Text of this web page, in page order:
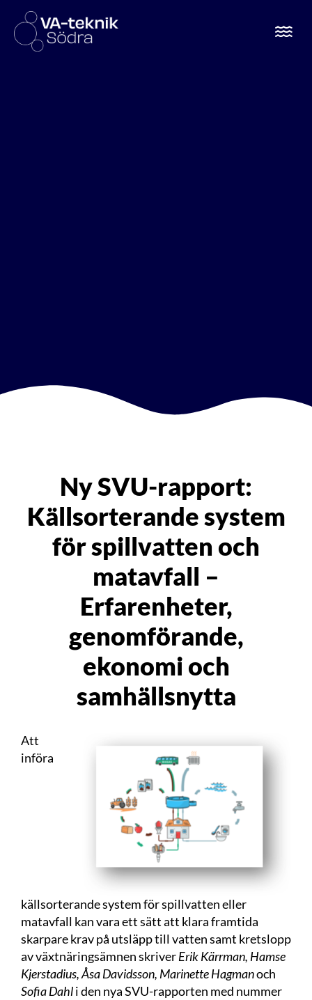
Ny SVU-rapport:
Källsorterande system
för spillvatten och
matavfall –
Erfarenheter,
genomförande,
ekonomi och
samhällsnytta
Att
införa
källsorterande system för spillvatten eller
matavfall kan vara ett sätt att klara framtida
skarpare krav på utsläpp till vatten samt kretslopp
av växtnäringsämnen skriverErik Kärrman, Hamse
Kjerstadius, Åsa Davidsson, Marinette Hagmanoch
Sofia Dahli den nyaSVU-rapporten med nummer